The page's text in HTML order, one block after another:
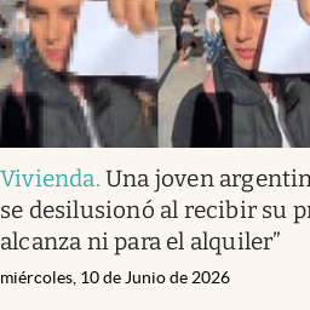
Vivienda.Una joven
se desilusionó al recibir su
alcanza ni para el alquiler”
miércoles, 10 de Junio de 2026